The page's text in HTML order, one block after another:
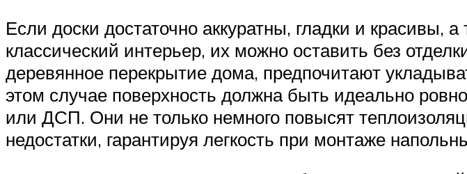
Если доски достаточно аккуратны, гладки и красивы,
классический интерьер, их можно оставить без
деревянное перекрытие дома, предпочитают
этом случае поверхность должна быть идеально
или ДСП. Они не только немного повысят
недостатки, гарантируя легкость при монтаже